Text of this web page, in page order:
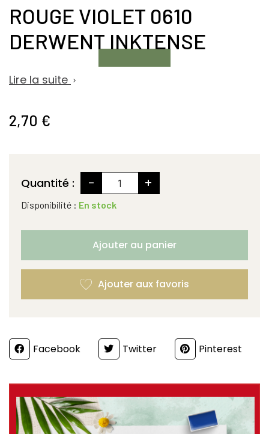
ROUGE VIOLET 0610
DERWENT INKTENSE
Lire la suite 
2,70 €
Quantité : - +
Disponibilité : En stock
Ajouter au panier
PartagerFacebook Twitter Pinterest